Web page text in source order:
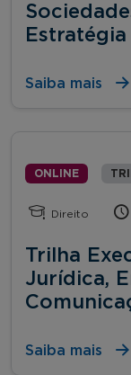
Estratégia
Saiba mais
ONLINE
Direito
Trilha
Jurídica,
Saiba mais